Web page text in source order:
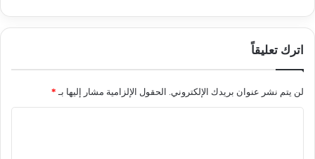
اترك تعليقاً
لن يتم نشر عنوان بريدك الإلكتروني. الحقول الإلزامية مشار إليها بـ *